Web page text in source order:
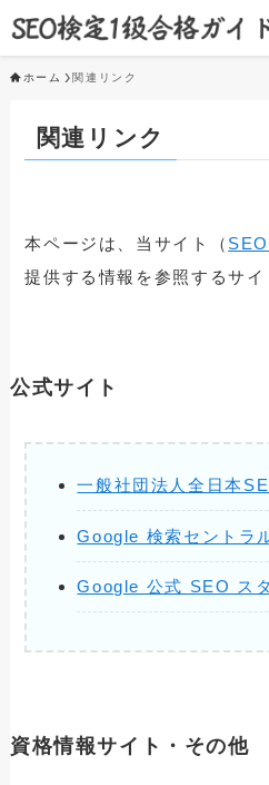
ホーム 関連リンク
関連リンク
本ページは、当サイト（
提供する情報を参照するサイ
公式サイト
一般社団法人全日本
Google 検索セントラ
Google 公式 SEO ス
資格情報サイト・その他